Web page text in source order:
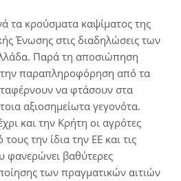
τα κρούσματα καψίματος της
Ένωσης στις διαδηλώσεις των
Παρά τη αποσιώπηση
την παραπληροφόρηση από τα
να φτάσουν στα
αξιοσημείωτα γεγονότα.
και την Κρήτη οι αγρότες
την ίδια την ΕΕ και τις
φανερώνει βαθύτερες
των πραγματικών αιτιών